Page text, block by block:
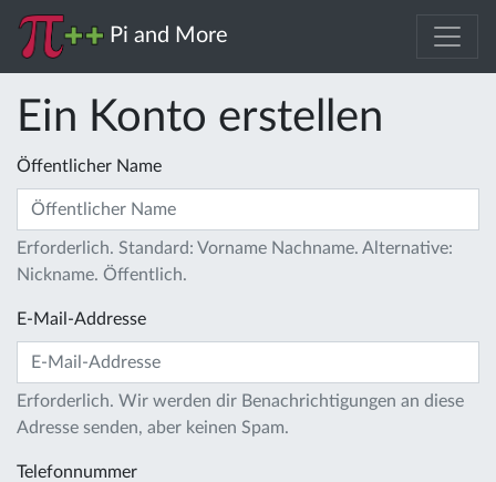
Pi and More
Ein Konto erstellen
Öffentlicher Name
Erforderlich. Standard: Vorname Nachname. Alternative:
Nickname. Öffentlich.
E-Mail-Addresse
Erforderlich. Wir werden dir Benachrichtigungen an diese
Adresse senden, aber keinen Spam.
Telefonnummer